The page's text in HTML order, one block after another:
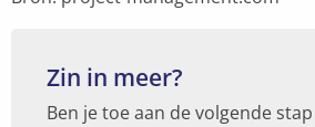
Zin in meer?
Ben je toe aan de volgende